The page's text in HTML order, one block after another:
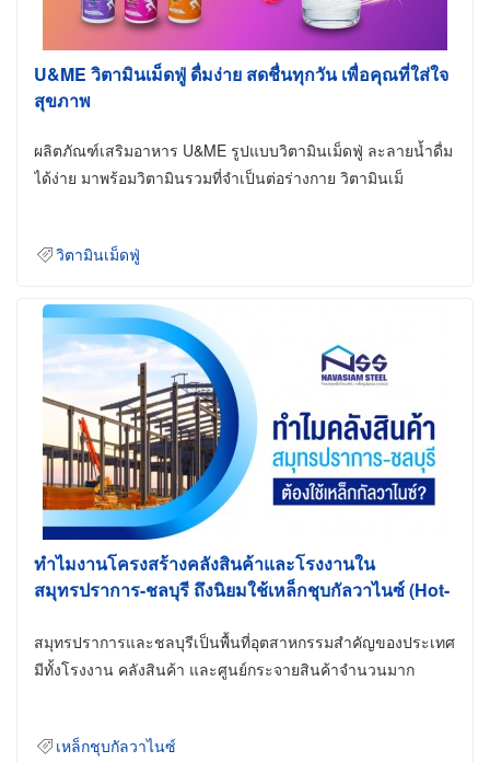
U&ME วิตามินเม็ดฟู่ ดื่มง่าย สดชื่นทุกวัน เพื่อคุณที่ใส่ใจ
สุขภาพ
ผลิตภัณฑ์เสริมอาหาร U&ME รูปแบบวิตามินเม็ดฟู่ ละลายน้ำดื่ม
ได้ง่าย มาพร้อมวิตามินรวมที่จำเป็นต่อร่างกาย วิตามินเม็
วิตามินเม็ดฟู่
ทำไมงานโครงสร้างคลังสินค้าและโรงงานใน
สมุทรปราการ-ชลบุรี ถึงนิยมใช้เหล็กชุบกัลวาไนซ์ (Hot-
สมุทรปราการและชลบุรีเป็นพื้นที่อุตสาหกรรมสำคัญของประเทศ
มีทั้งโรงงาน คลังสินค้า และศูนย์กระจายสินค้าจำนวนมาก
เหล็กชุบกัลวาไนซ์